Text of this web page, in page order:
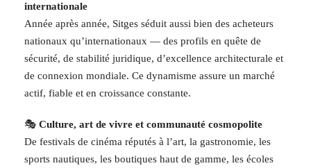
internationale
Année après année, Sitges séduit aussi bien des acheteurs
nationaux qu’internationaux — des profils en quête de
sécurité, de stabilité juridique, d’excellence architecturale et
de connexion mondiale. Ce dynamisme assure un marché
actif, fiable et en croissance constante.
🎭 Culture, art de vivre et communauté cosmopolite
De festivals de cinéma réputés à l’art, la gastronomie, les
sports nautiques, les boutiques haut de gamme, les écoles